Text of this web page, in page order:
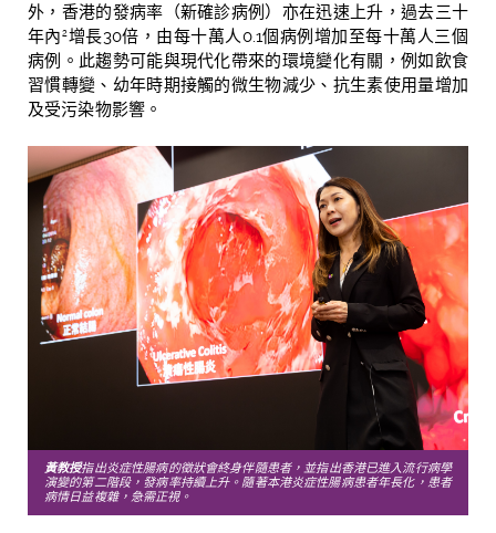
外，香港的發病率（新確診病例）亦在迅速上升，過去三十
年內 2增長30倍，由每十萬人0.1個病例增加至每十萬人三個
病例。此趨勢可能與現代化帶來的環境變化有關，例如飲食
習慣轉變、幼年時期接觸的微生物減少、抗生素使用量增加
及受污染物影響。
黃教授指出炎症性腸病的徵狀會終身伴隨患者，並指出香港已進入流行病學
演變的第二階段，發病率持續上升。隨著本港炎症性腸病患者年長化，患者
病情日益複雜，急需正視。